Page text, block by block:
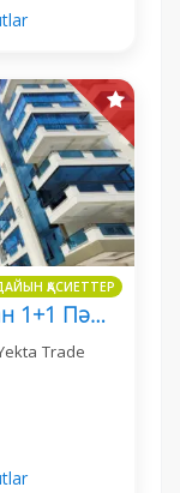
ҚАСИЕТТЕР
Махмутлардағы Жиһаздалған 1+1 Пәтер, Yekta Trade Center
Trade